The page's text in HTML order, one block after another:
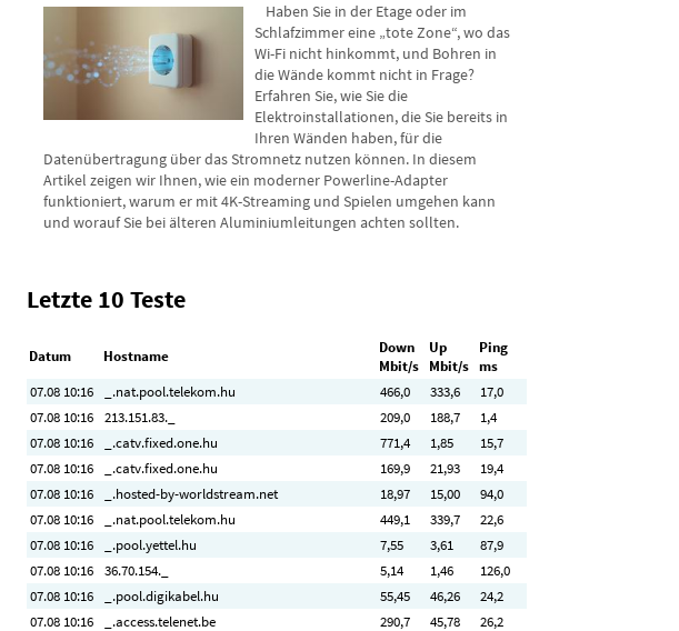
Haben Sie in der Etage oder im
Schlafzimmer eine „tote Zone“, wo das
Wi-Fi nicht hinkommt, und Bohren in
die Wände kommt nicht in Frage?
Erfahren Sie, wie Sie die
Elektroinstallationen, die Sie bereits in
Ihren Wänden haben, für die
Datenübertragung über das Stromnetz nutzen können. In diesem
Artikel zeigen wir Ihnen, wie ein moderner Powerline-Adapter
funktioniert, warum er mit 4K-Streaming und Spielen umgehen kann
und worauf Sie bei älteren Aluminiumleitungen achten sollten.
Letzte 10 Teste
Datum Hostname
Down
Mbit/s
Up
Mbit/s
Ping
ms
07.08 10:16
_.nat.pool.telekom.hu 466,0 333,6
17,0
07.08 10:16 213.151.83._ 209,0 188,7
1,4
07.08 10:16
_.catv.fixed.one.hu 771,4 1,85
15,7
07.08 10:16
_.catv.fixed.one.hu 169,9 21,93
19,4
07.08 10:16
_.hosted-by-worldstream.net 18,97 15,00
94,0
07.08 10:16
_.nat.pool.telekom.hu 449,1 339,7
22,6
07.08 10:16
_.pool.yettel.hu 7,55 3,61
87,9
07.08 10:16 36.70.154._ 5,14 1,46
126,0
07.08 10:16
_.pool.digikabel.hu 55,45 46,26
24,2
07.08 10:16
_.access.telenet.be 290,7 45,78 26,2